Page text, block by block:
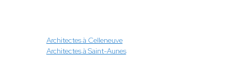
Architectes à Celleneuve
Architectes à Saint-Aunes